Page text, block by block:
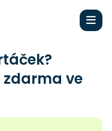
ve